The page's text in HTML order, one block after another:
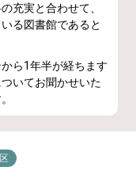
充実と合わせて、
る図書館であると
ら1年半が経ちます
いてお聞かせいた